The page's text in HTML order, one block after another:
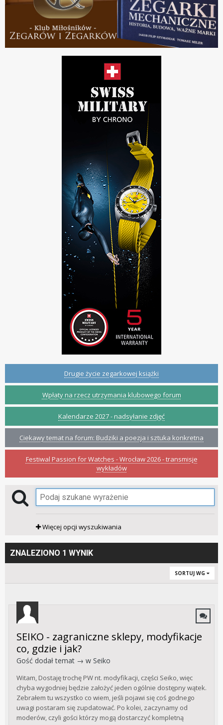
Drugie życie zegarkowej książki
Wpłaty na rzecz utrzymania klubowego forum
Kalendarze 2027 - nadsyłanie zdjęć
Ciekawy temat na forum: Budziki a poezja i sztuka konkretna
Festiwal Passion for Watches - Wrocław 2026 - transmisje
wykładów
Więcej opcji wyszukiwania
ZNALEZIONO 1 WYNIK
SORTUJ WG
SEIKO - zagraniczne sklepy, modyfikacje
co, gdzie i jak?
Gość dodał temat → w Seiko
Witam, Dostaję trochę PW nt. modyfikacji, części Seiko, więc
chyba wygodniej będzie założyć jeden ogólnie dostępny wątek.
Zebrałem tu wszystko co wiem, jeśli pojawi się coś godnego
uwagi postaram się zupdatować. Po kolei, zaczynamy od
moderów, czyli gości którzy mogą dostarczyć kompletną